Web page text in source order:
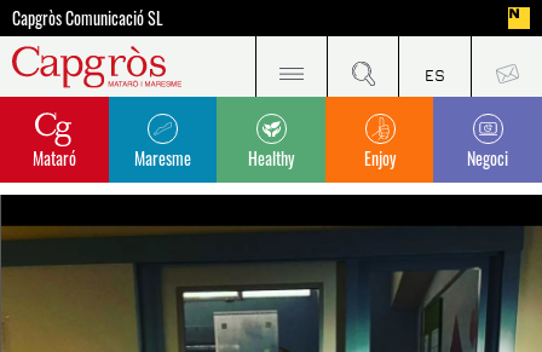
Capgròs Comunicació SL
Mataró Maresme Healthy Enjoy Negoci